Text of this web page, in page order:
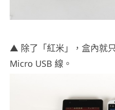
▲ 除了「紅米」，盒內就
Micro USB 線。